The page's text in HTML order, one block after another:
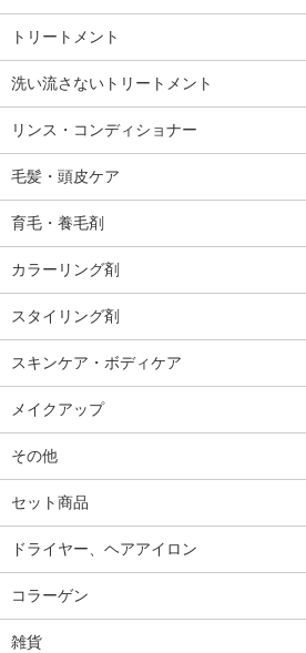
トリートメント
洗い流さないトリートメント
リンス・コンディショナー
毛髪・頭皮ケア
育毛・養毛剤
カラーリング剤
スタイリング剤
スキンケア・ボディケア
メイクアップ
その他
セット商品
ドライヤー、ヘアアイロン
コラーゲン
雑貨